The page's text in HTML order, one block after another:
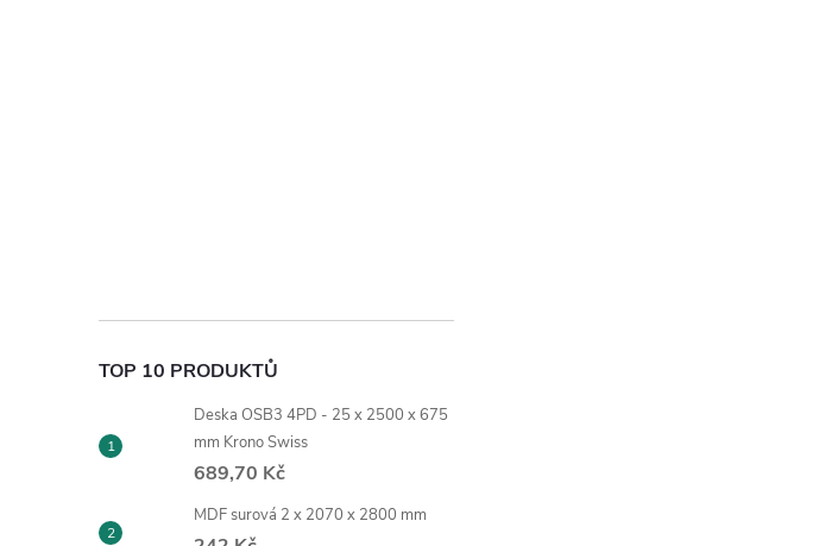
TOP 10 PRODUKTŮ
Deska OSB3 4PD - 25 x 2500 x 675
mm Krono Swiss
689,70 Kč
MDF surová 2 x 2070 x 2800 mm